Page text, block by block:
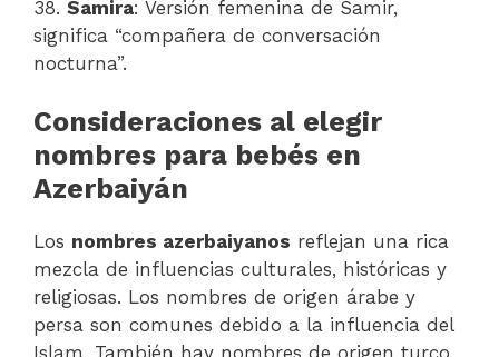
38. Samira: Versión femenina de Samir,
significa “compañera de conversación
nocturna”.
Consideraciones al elegir
nombres para bebés en
Azerbaiyán
Los nombres azerbaiyanos reflejan una rica
mezcla de influencias culturales, históricas y
religiosas. Los nombres de origen árabe y
persa son comunes debido a la influencia del
Islam. También hay nombres de origen turco